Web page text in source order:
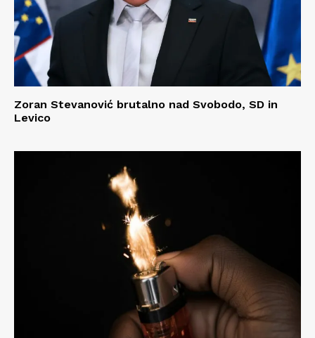
Zoran Stevanović brutalno nad Svobodo, SD in
Levico